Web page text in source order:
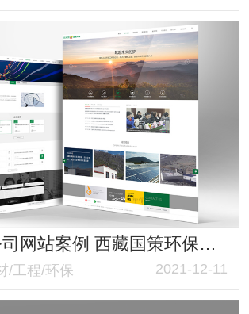
环保工程公司网站案例 西藏国策环保官网 响应式布局环保与科技并存
/工程/环保 2021-12-11